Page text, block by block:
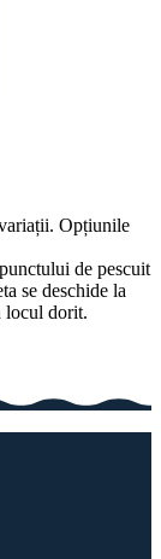
Opțiunile
de pescuit
se deschide la
locul dorit.